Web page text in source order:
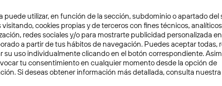
puede utilizar, en función de la sección, subdominio o apartado del
visitando, cookies propias y de terceros con fines técnicos,
redes sociales y/o para mostrarte publicidad personalizada
a partir de tus hábitos de navegación. Puedes aceptar todas,
su uso individualmente clicando en el botón correspondiente.
tu consentimiento en cualquier momento desde la opción de
Si deseas obtener información más detallada, consulta nuestra